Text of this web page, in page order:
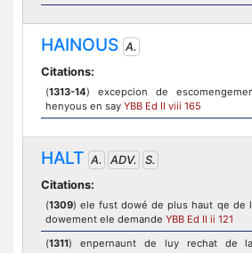
HAINOUS A.
Citations:
(1313-14) excepcion de
henyous en say YBB Ed II viii 165
HALT A. ADV.
S.
Citations:
(1309) ele fust dowé de plus haut qe de
dowement ele demande YBB Ed II ii 121
(1311) enpernaunt de luy rechat de